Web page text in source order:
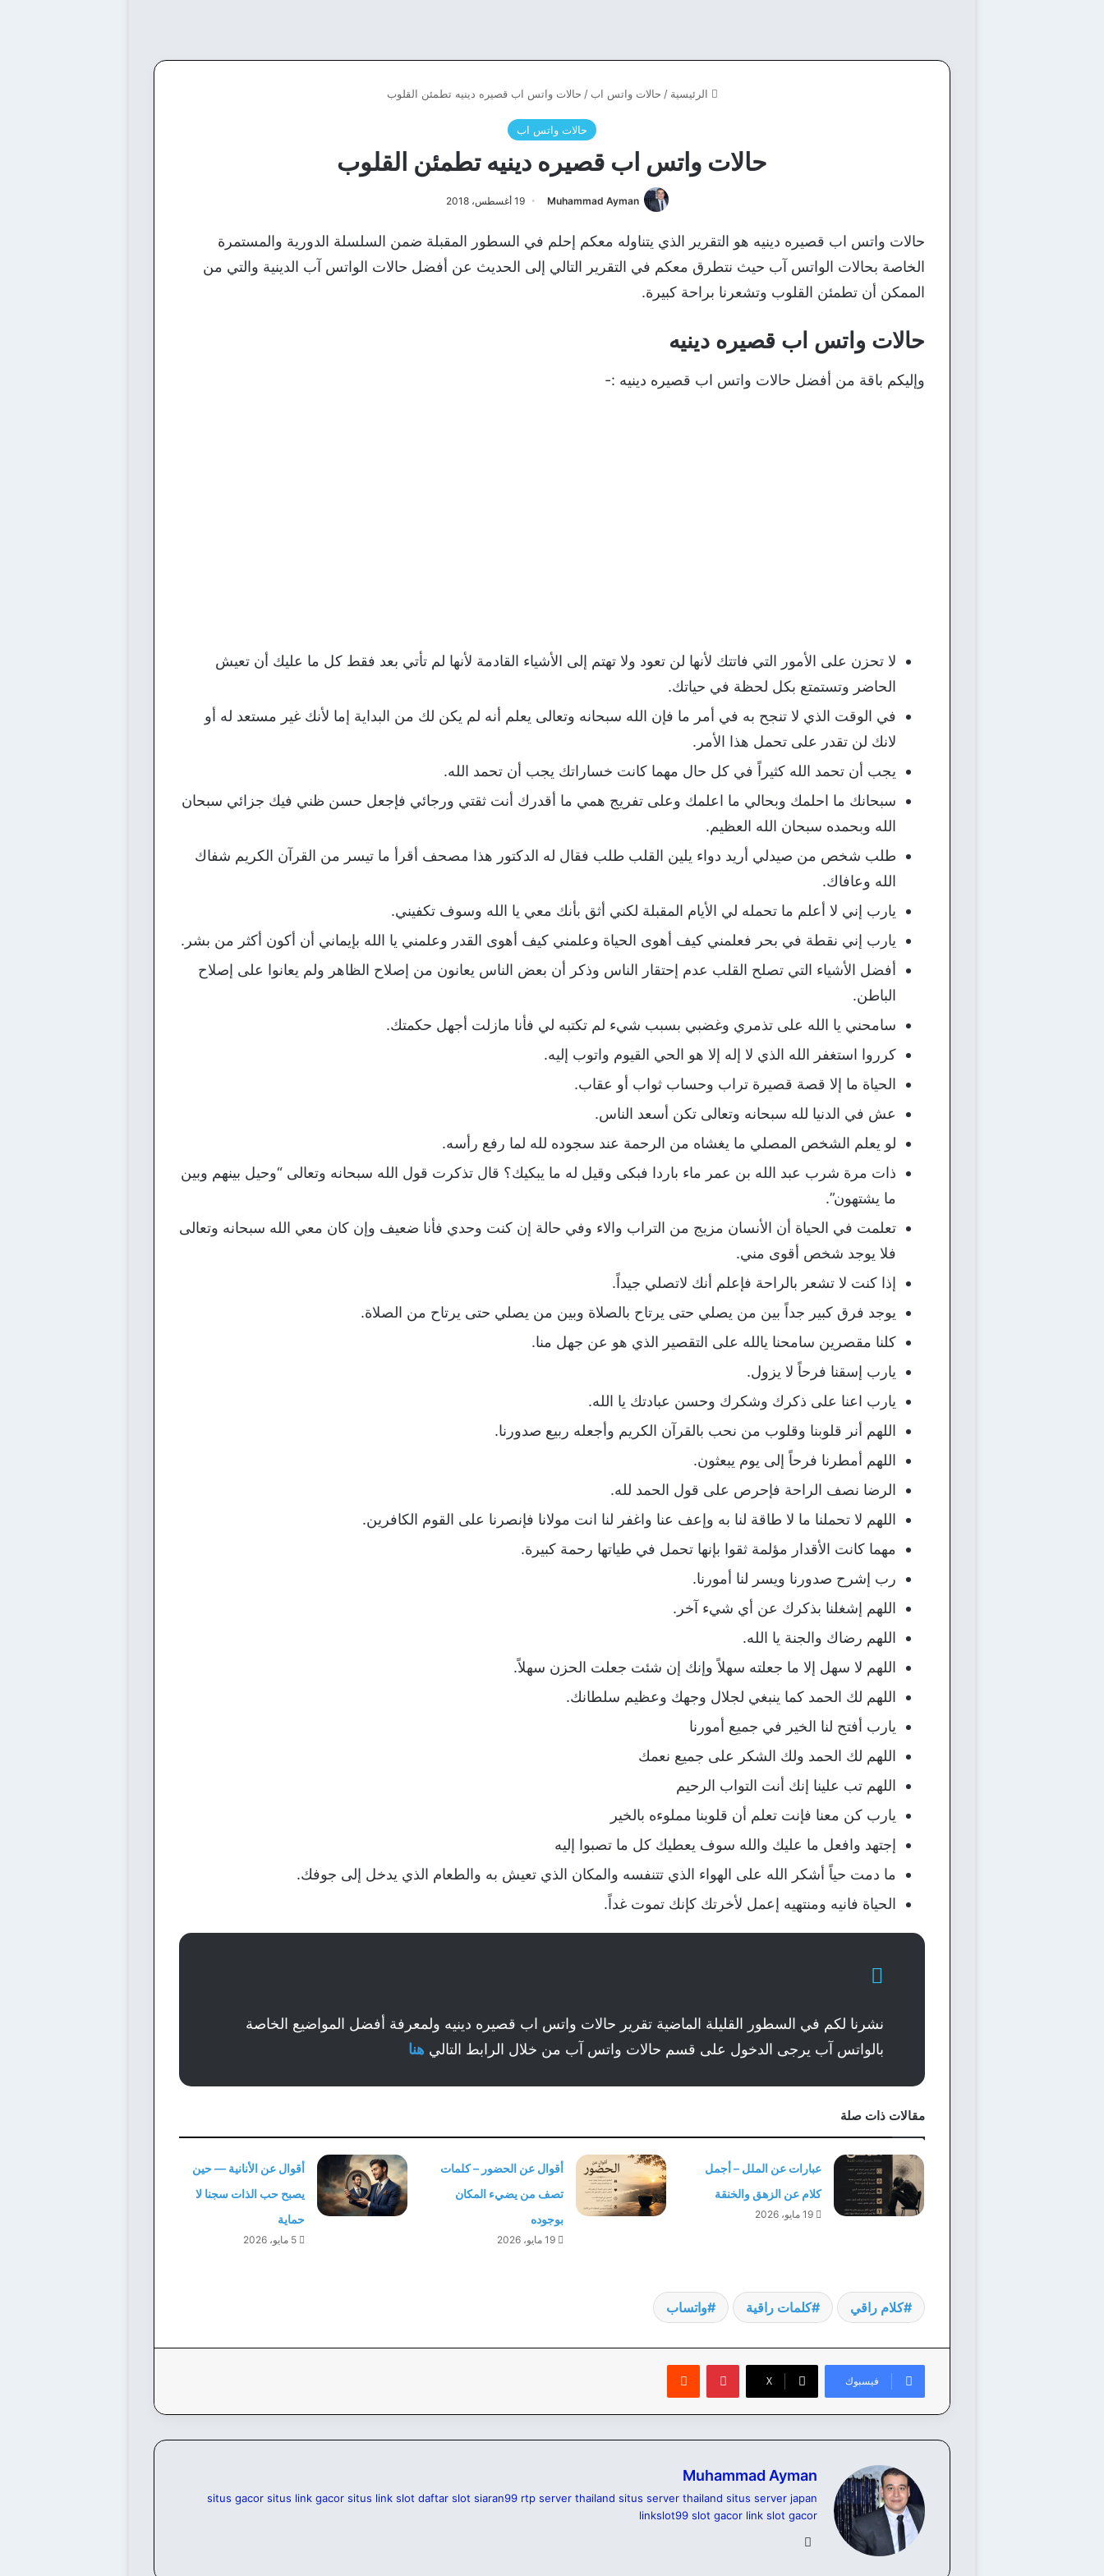
الرئيسية / حالات واتس اب / حالات واتس اب قصيره دينيه تطمئن القلوب
حالات واتس اب
حالات واتس اب قصيره دينيه تطمئن القلوب
Muhammad Ayman 19 أغسطس، 2018
حالات واتس اب قصيره دينيه هو التقرير الذي يتناوله معكم إحلم في السطور المقبلة ضمن السلسلة الدورية والمستمرة
الخاصة بحالات الواتس آب حيث نتطرق معكم في التقرير التالي إلى الحديث عن أفضل حالات الواتس آب الدينية والتي من
الممكن أن تطمئن القلوب وتشعرنا براحة كبيرة.
حالات واتس اب قصيره دينيه
وإليكم باقة من أفضل حالات واتس اب قصيره دينيه :-
لا تحزن على الأمور التي فاتتك لأنها لن تعود ولا تهتم إلى الأشياء القادمة لأنها لم تأتي بعد فقط كل ما عليك أن تعيش
الحاضر وتستمتع بكل لحظة في حياتك.
في الوقت الذي لا تنجح به في أمر ما فإن الله سبحانه وتعالى يعلم أنه لم يكن لك من البداية إما لأنك غير مستعد له أو
لانك لن تقدر على تحمل هذا الأمر.
يجب أن تحمد الله كثيراً في كل حال مهما كانت خساراتك يجب أن تحمد الله.
سبحانك ما احلمك وبحالي ما اعلمك وعلى تفريج همي ما أقدرك أنت ثقتي ورجائي فإجعل حسن ظني فيك جزائي سبحان
الله وبحمده سبحان الله العظيم.
طلب شخص من صيدلي أريد دواء يلين القلب طلب فقال له الدكتور هذا مصحف أقرأ ما تيسر من القرآن الكريم شفاك
الله وعافاك.
يارب إني لا أعلم ما تحمله لي الأيام المقبلة لكني أثق بأنك معي يا الله وسوف تكفيني.
يارب إني نقطة في بحر فعلمني كيف أهوى الحياة وعلمني كيف أهوى القدر وعلمني يا الله بإيماني أن أكون أكثر من بشر.
أفضل الأشياء التي تصلح القلب عدم إحتقار الناس وذكر أن بعض الناس يعانون من إصلاح الظاهر ولم يعانوا على إصلاح
الباطن.
سامحني يا الله على تذمري وغضبي بسبب شيء لم تكتبه لي فأنا مازلت أجهل حكمتك.
كرروا استغفر الله الذي لا إله إلا هو الحي القيوم واتوب إليه.
الحياة ما إلا قصة قصيرة تراب وحساب ثواب أو عقاب.
عش في الدنيا لله سبحانه وتعالى تكن أسعد الناس.
لو يعلم الشخص المصلي ما يغشاه من الرحمة عند سجوده لله لما رفع رأسه.
ذات مرة شرب عبد الله بن عمر ماء باردا فبكى وقيل له ما يبكيك؟ قال تذكرت قول الله سبحانه وتعالى “وحيل بينهم وبين
ما يشتهون”.
تعلمت في الحياة أن الأنسان مزيج من التراب والاء وفي حالة إن كنت وحدي فأنا ضعيف وإن كان معي الله سبحانه وتعالى
فلا يوجد شخص أقوى مني.
إذا كنت لا تشعر بالراحة فإعلم أنك لاتصلي جيداً.
يوجد فرق كبير جداً بين من يصلي حتى يرتاح بالصلاة وبين من يصلي حتى يرتاح من الصلاة.
كلنا مقصرين سامحنا يالله على التقصير الذي هو عن جهل منا.
يارب إسقنا فرحاً لا يزول.
يارب اعنا على ذكرك وشكرك وحسن عبادتك يا الله.
اللهم أنر قلوبنا وقلوب من نحب بالقرآن الكريم وأجعله ربيع صدورنا.
اللهم أمطرنا فرحاً إلى يوم يبعثون.
الرضا نصف الراحة فإحرص على قول الحمد لله.
اللهم لا تحملنا ما لا طاقة لنا به وإعف عنا واغفر لنا انت مولانا فإنصرنا على القوم الكافرين.
مهما كانت الأقدار مؤلمة ثقوا بإنها تحمل في طياتها رحمة كبيرة.
رب إشرح صدورنا ويسر لنا أمورنا.
اللهم إشغلنا بذكرك عن أي شيء آخر.
اللهم رضاك والجنة يا الله.
اللهم لا سهل إلا ما جعلته سهلاً وإنك إن شئت جعلت الحزن سهلاً.
اللهم لك الحمد كما ينبغي لجلال وجهك وعظيم سلطانك.
يارب أفتح لنا الخير في جميع أمورنا
اللهم لك الحمد ولك الشكر على جميع نعمك
اللهم تب علينا إنك أنت التواب الرحيم
يارب كن معنا فإنت تعلم أن قلوبنا مملوءه بالخير
إجتهد وافعل ما عليك والله سوف يعطيك كل ما تصبوا إليه
ما دمت حياً أشكر الله على الهواء الذي تتنفسه والمكان الذي تعيش به والطعام الذي يدخل إلى جوفك.
الحياة فانيه ومنتهيه إعمل لأخرتك كإنك تموت غداً.
نشرنا لكم في السطور القليلة الماضية تقرير حالات واتس اب قصيره دينيه ولمعرفة أفضل المواضيع الخاصة
بالواتس آب يرجى الدخول على قسم حالات واتس آب من خلال الرابط التالي هنا
مقالات ذات صلة
عبارات عن الملل – أجمل
كلام عن الزهق والخنقة
19 مايو، 2026
أقوال عن الحضور – كلمات
تصف من يضيء المكان
بوجوده
19 مايو، 2026
أقوال عن الأنانية — حين
يصبح حب الذات سجنا لا
حماية
5 مايو، 2026
كلام راقي كلمات راقية واتساب
فيسبوك ‫X
بينتيريست
Muhammad Ayman
situs gacor situs link gacor situs link slot daftar slot siaran99 rtp server thailand situs server thailand situs server japan
linkslot99 slot gacor link slot gacor